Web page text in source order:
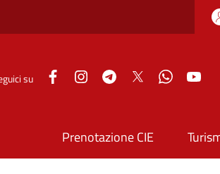
su FacebookInstagramTelegramTwitter WhatsApp
Prenotazione CIE